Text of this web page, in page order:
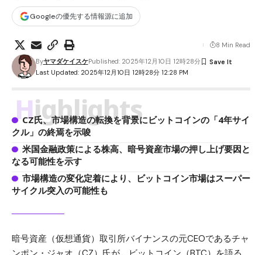
Googleの優先する情報源に追加
Last Updated: 2025年12月10日 12時28分 12:28 PM
ByヤマダケイスケPublished: 2025年12月10日 12時28分
8 Min Read
Highlights
CZ氏、市場構造の転換を背景にビットコインの「4年サイ
クル」の終焉を示唆
米国金融政策による株高、暗号資産市場の押し上げ要因と
なる可能性を示す
市場構造の変化定着により、ビットコイン市場はスーパー
サイクル突入の可能性も
暗号資産（仮想通貨）取引所バイナンスの元CEOであるチャ